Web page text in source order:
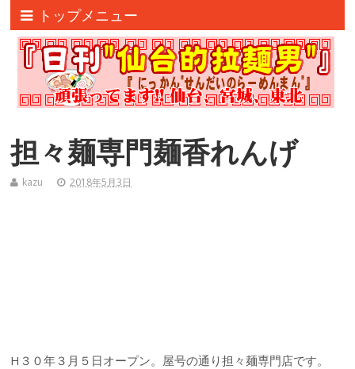
トップメニュー
担々麺専門麺香れんげ
kazu 2018年5月3日
H３０年３月５日オープン。屋号の通り担々麺専門店です。